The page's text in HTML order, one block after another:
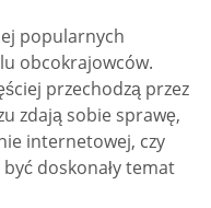
popularnych
obcokrajowców.
przechodzą przez
zdają sobie sprawę,
internetowej, czy
doskonały temat